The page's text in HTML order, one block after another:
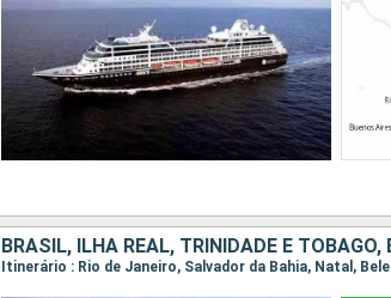
BRASIL, ILHA REAL, TRINIDADE E TOBAGO,
Itinerário : Rio de Janeiro, Salvador da Bahia, Natal,